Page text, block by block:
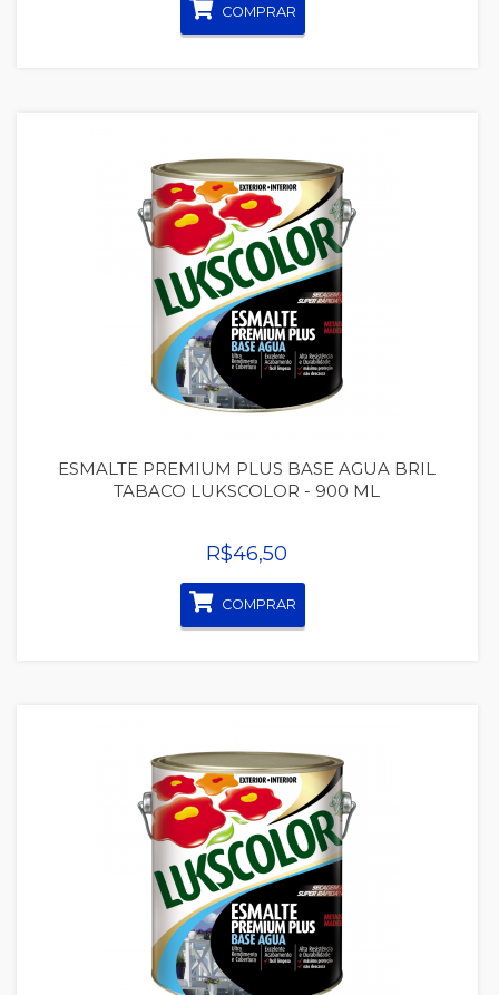
COMPRAR
Quickview
ESMALTE PREMIUM PLUS BASE AGUA BRIL
TABACO LUKSCOLOR - 900 ML
R$46,50
COMPRAR
Quickview